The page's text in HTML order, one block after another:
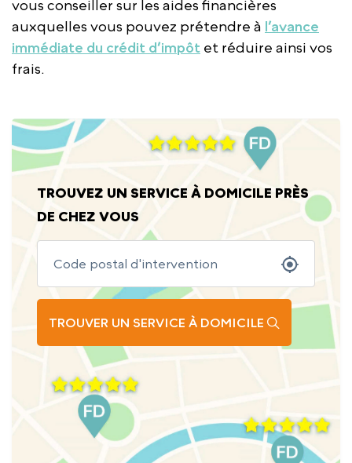
vous conseiller sur les aides financières
auxquelles vous pouvez prétendre à l’avance
immédiate du crédit d’impôt et réduire ainsi vos
frais.
TROUVEZ UN SERVICE À DOMICILE PRÈS
DE CHEZ VOUS
TROUVER UN SERVICE À DOMICILE